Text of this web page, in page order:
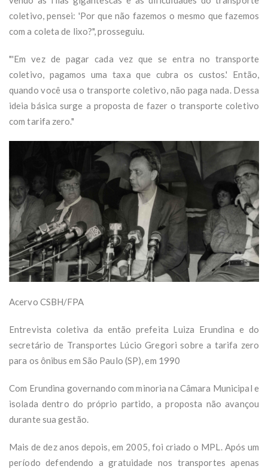
coletivo, pensei: 'Por que não fazemos o mesmo que fazemos
com a coleta de lixo?", prosseguiu.
"'Em vez de pagar cada vez que se entra no transporte
coletivo, pagamos uma taxa que cubra os custos.' Então,
quando você usa o transporte coletivo, não paga nada. Dessa
ideia básica surge a proposta de fazer o transporte coletivo
com tarifa zero."
Acervo CSBH/FPA
Entrevista coletiva da então prefeita Luiza Erundina e do
secretário de Transportes Lúcio Gregori sobre a tarifa zero
para os ônibus em São Paulo (SP), em 1990
Com Erundina governando com minoria na Câmara Municipal e
isolada dentro do próprio partido, a proposta não avançou
durante sua gestão.
Mais de dez anos depois, em 2005, foi criado o MPL. Após um
período defendendo a gratuidade nos transportes apenas